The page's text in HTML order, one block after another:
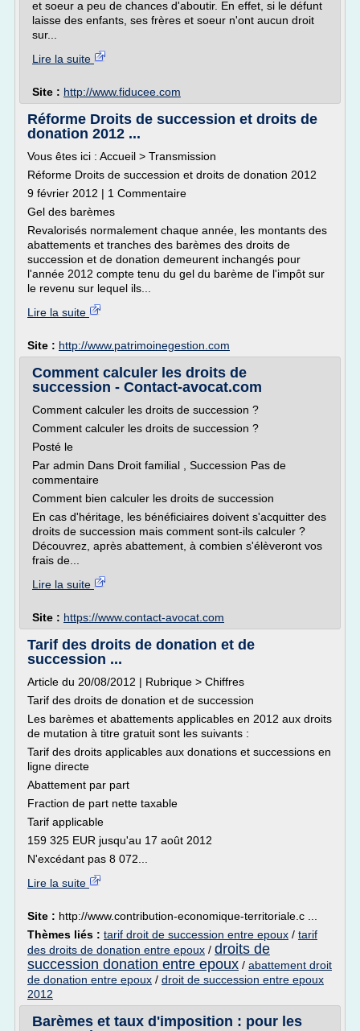
et soeur a peu de chances d'aboutir. En effet, si le défunt
laisse des enfants, ses frères et soeur n'ont aucun droit
sur...
Lire la suite
Site : http://www.fiducee.com
Réforme Droits de succession et droits de
donation 2012 ...
Vous êtes ici : Accueil > Transmission
Réforme Droits de succession et droits de donation 2012
9 février 2012 | 1 Commentaire
Gel des barèmes
Revalorisés normalement chaque année, les montants des
abattements et tranches des barèmes des droits de
succession et de donation demeurent inchangés pour
l'année 2012 compte tenu du gel du barème de l'impôt sur
le revenu sur lequel ils...
Lire la suite
Site : http://www.patrimoinegestion.com
Comment calculer les droits de
succession - Contact-avocat.com
Comment calculer les droits de succession ?
Comment calculer les droits de succession ?
Posté le
Par admin Dans Droit familial , Succession Pas de
commentaire
Comment bien calculer les droits de succession
En cas d'héritage, les bénéficiaires doivent s'acquitter des
droits de succession mais comment sont-ils calculer ?
Découvrez, après abattement, à combien s'élèveront vos
frais de...
Lire la suite
Site : https://www.contact-avocat.com
Tarif des droits de donation et de
succession ...
Article du 20/08/2012 | Rubrique > Chiffres
Tarif des droits de donation et de succession
Les barèmes et abattements applicables en 2012 aux droits
de mutation à titre gratuit sont les suivants :
Tarif des droits applicables aux donations et successions en
ligne directe
Abattement par part
Fraction de part nette taxable
Tarif applicable
159 325 EUR jusqu'au 17 août 2012
N'excédant pas 8 072...
Lire la suite
Site : http://www.contribution-economique-territoriale.c ...
Thèmes liés : tarif droit de succession entre epoux / tarif
des droits de donation entre epoux / droits de
succession donation entre epoux / abattement droit
de donation entre epoux / droit de succession entre epoux
2012
Barèmes et taux d'imposition : pour les